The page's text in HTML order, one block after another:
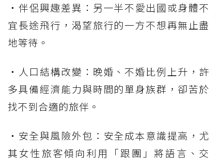
・伴侶興趣差異：另一半不愛出國或身體不
宜長途飛行，渴望旅行的一方不想再無止盡
地等待。
・人口結構改變：晚婚、不婚比例上升，許
多具備經濟能力與時間的單身族群，卻苦於
找不到合適的旅伴。
・安全與風險外包：安全成本意識提高，尤
其女性旅客傾向利用「跟團」將語言、交